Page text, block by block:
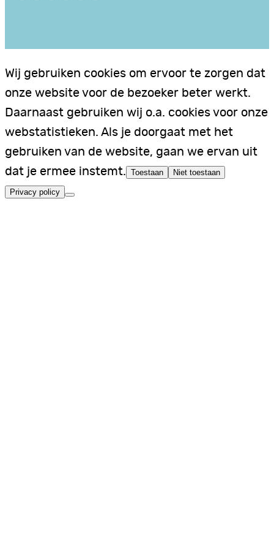
Wij gebruiken cookies om ervoor te zorgen dat
onze website voor de bezoeker beter werkt.
Daarnaast gebruiken wij o.a. cookies voor onze
webstatistieken. Als je doorgaat met het
gebruiken van de website, gaan we ervan uit
dat je ermee instemt. Toestaan Niet toestaan
Privacy policy